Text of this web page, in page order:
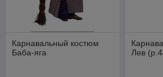
Карнавальный костюм
Баба-яга
Лев